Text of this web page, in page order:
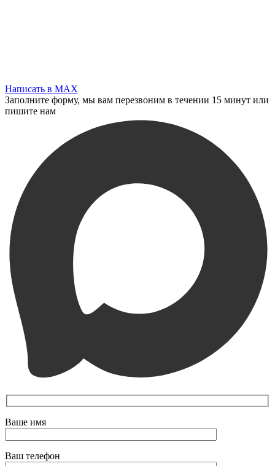
Написать в MAX
Заполните форму, мы вам перезвоним в течении 15 минут или
пишите нам
Ваше имя
Ваш телефон